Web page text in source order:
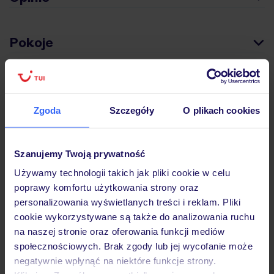
Zgoda Szczegóły O plikach cookies
Szanujemy Twoją prywatność
Używamy technologii takich jak pliki cookie w celu
poprawy komfortu użytkowania strony oraz
personalizowania wyświetlanych treści i reklam. Pliki
cookie wykorzystywane są także do analizowania ruchu
na naszej stronie oraz oferowania funkcji mediów
społecznościowych. Brak zgody lub jej wycofanie może
negatywnie wpłynąć na niektóre funkcje strony.
Pokoje
Atrakcje
Ważne informacje
Często zadawane pytania
Jak zmienić uczestników/osobę zgłaszającą?
Czy w Hotelu będzie przedstawiciel TUI?